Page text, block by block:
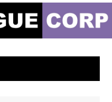
Bastringue Corp –
Musicales